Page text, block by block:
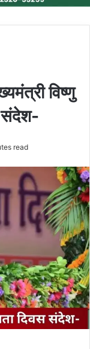
विष्णु
संदेश-
read